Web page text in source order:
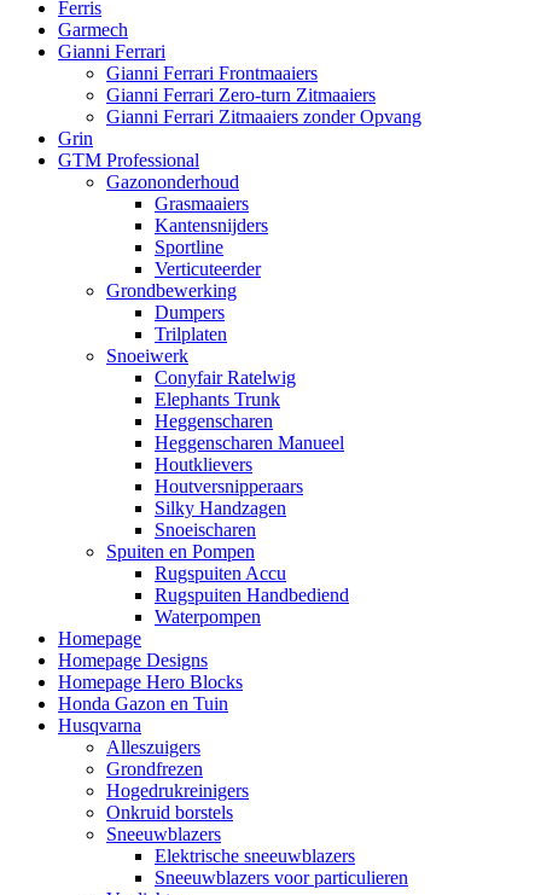
Ferris
Garmech
Gianni Ferrari
Gianni Ferrari Frontmaaiers
Gianni Ferrari Zero-turn Zitmaaiers
Gianni Ferrari Zitmaaiers zonder Opvang
Grin
GTM Professional
Gazononderhoud
Grasmaaiers
Kantensnijders
Sportline
Verticuteerder
Grondbewerking
Dumpers
Trilplaten
Snoeiwerk
Conyfair Ratelwig
Elephants Trunk
Heggenscharen
Heggenscharen Manueel
Houtklievers
Houtversnipperaars
Silky Handzagen
Snoeischaren
Spuiten en Pompen
Rugspuiten Accu
Rugspuiten Handbediend
Waterpompen
Homepage
Homepage Designs
Homepage Hero Blocks
Honda Gazon en Tuin
Husqvarna
Alleszuigers
Grondfrezen
Hogedrukreinigers
Onkruid borstels
Sneeuwblazers
Elektrische sneeuwblazers
Sneeuwblazers voor particulieren